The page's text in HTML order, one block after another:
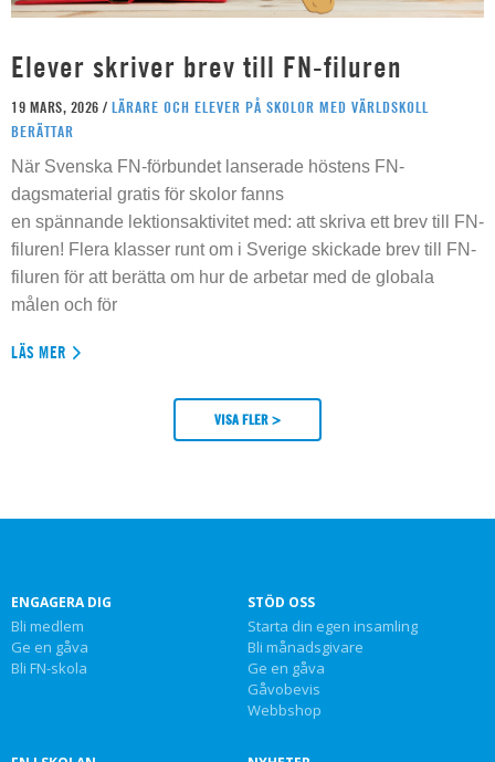
Elever skriver brev till FN-filuren
19 MARS, 2026 / LÄRARE OCH ELEVER PÅ SKOLOR MED VÄRLDSKOLL
BERÄTTAR
När Svenska FN-förbundet lanserade höstens FN-
dagsmaterial gratis för skolor fanns
en spännande lektionsaktivitet med: att skriva ett brev till FN-
filuren! Flera klasser runt om i Sverige skickade brev till FN-
filuren för att berätta om hur de arbetar med de globala
målen och för
LÄS MER
VISA FLER >
ENGAGERA DIG
Bli medlem
Ge en gåva
Bli FN-skola
STÖD OSS
Starta din egen insamling
Bli månadsgivare
Ge en gåva
Gåvobevis
Webbshop